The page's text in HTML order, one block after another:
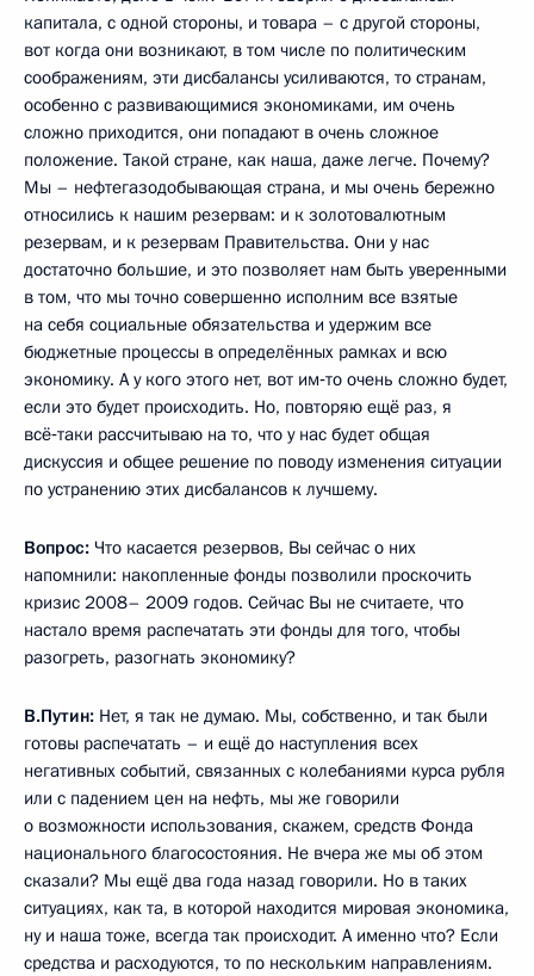
капитала, с одной стороны, и товара – с другой стороны,
вот когда они возникают, в том числе по политическим
соображениям, эти дисбалансы усиливаются, то странам,
особенно с развивающимися экономиками, им очень
сложно приходится, они попадают в очень сложное
положение. Такой стране, как наша, даже легче. Почему?
Мы – нефтегазодобывающая страна, и мы очень бережно
относились к нашим резервам: и к золотовалютным
резервам, и к резервам Правительства. Они у нас
достаточно большие, и это позволяет нам быть уверенными
в том, что мы точно совершенно исполним все взятые
на себя социальные обязательства и удержим все
бюджетные процессы в определённых рамках и всю
экономику. А у кого этого нет, вот им‑то очень сложно будет,
если это будет происходить. Но, повторяю ещё раз, я
всё‑таки рассчитываю на то, что у нас будет общая
дискуссия и общее решение по поводу изменения ситуации
по устранению этих дисбалансов к лучшему.
Вопрос: Что касается резервов, Вы сейчас о них
напомнили: накопленные фонды позволили проскочить
кризис 2008– 2009 годов. Сейчас Вы не считаете, что
настало время распечатать эти фонды для того, чтобы
разогреть, разогнать экономику?
В.Путин: Нет, я так не думаю. Мы, собственно, и так были
готовы распечатать – и ещё до наступления всех
негативных событий, связанных с колебаниями курса рубля
или с падением цен на нефть, мы же говорили
о возможности использования, скажем, средств Фонда
национального благосостояния. Не вчера же мы об этом
сказали? Мы ещё два года назад говорили. Но в таких
ситуациях, как та, в которой находится мировая экономика,
ну и наша тоже, всегда так происходит. А именно что? Если
средства и расходуются, то по нескольким направлениям.